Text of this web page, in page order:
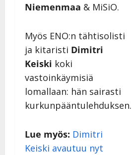
Niemenmaa & MiSiO.
Myös ENO:n tähtisolisti
ja kitaristi Dimitri
Keiski koki
vastoinkäymisiä
lomallaan: hän sairasti
kurkunpääntulehduksen.
Lue myös: Dimitri
Keiski avautuu nyt